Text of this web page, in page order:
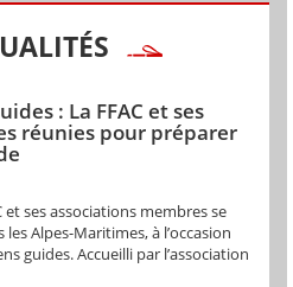
: La FFAC et ses
réunies pour préparer
et ses associations membres se
Alpes-Maritimes, à l’occasion
guides. Accueilli par l’association